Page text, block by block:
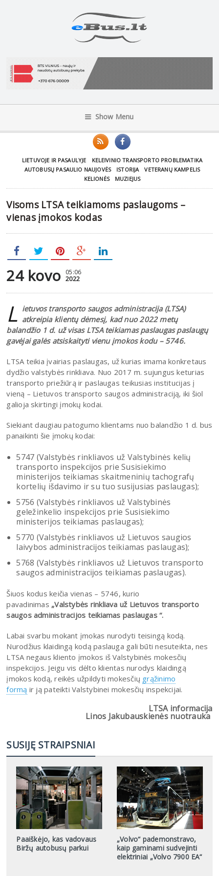
Show Menu
LIETUVOJE IR PASAULYJE
KELEIVINIO TRANSPORTO PROBLEMATIKA
AUTOBUSŲ PASAULIO NAUJOVĖS
ISTORIJA
VETERANŲ KAMPELIS
KELIONĖS
MUZIEJUS
Visoms LTSA teikiamoms paslaugoms –
vienas įmokos kodas
24 kovo 05:06
2022
L ietuvos transporto saugos administracija (LTSA)
atkreipia klientų dėmesį, kad nuo 2022 metų
balandžio 1 d. už visas LTSA teikiamas paslaugas paslaugų
gavėjai galės atsiskaityti vienu įmokos kodu –5746.
LTSA teikia įvairias paslaugas, už kurias imama konkretaus
dydžio valstybės rinkliava. Nuo 2017 m. sujungus keturias
transporto priežiūrą ir paslaugas teikusias institucijas į
vieną – Lietuvos transporto saugos administraciją, iki šiol
galioja skirtingi įmokų kodai.
Siekiant daugiau patogumo klientams nuo balandžio 1 d. bus
panaikinti šie įmokų kodai:
5747 (Valstybės rinkliavos už Valstybinės kelių
transporto inspekcijos prie Susisiekimo
ministerijos teikiamas skaitmeninių tachografų
kortelių išdavimo ir su tuo susijusias paslaugas);
5756 (Valstybės rinkliavos už Valstybinės
geležinkelio inspekcijos prie Susisiekimo
ministerijos teikiamas paslaugas);
5770 (Valstybės rinkliavos už Lietuvos saugios
laivybos administracijos teikiamas paslaugas);
5768 (Valstybės rinkliavos už Lietuvos transporto
saugos administracijos teikiamas paslaugas).
Šiuos kodus keičia vienas – 5746, kurio
pavadinimas „Valstybės rinkliava už Lietuvos transporto
saugos administracijos teikiamas paslaugas “.
Labai svarbu mokant įmokas nurodyti teisingą kodą.
Nurodžius klaidingą kodą paslauga gali būti nesuteikta, nes
LTSA negaus kliento įmokos iš Valstybinės mokesčių
inspekcijos. Jeigu vis dėlto klientas nurodys klaidingą
įmokos kodą, reikės užpildyti mokesčių grąžinimo
formą ir ją pateikti Valstybinei mokesčių inspekcijai.
LTSA informacija
Linos Jakubauskienės nuotrauka
SUSIJĘ STRAIPSNIAI
Paaiškėjo, kas vadovaus
Biržų autobusų parkui
„Volvo“ pademonstravo,
kaip gaminami sudvejinti
elektriniai „Volvo 7900 EA“